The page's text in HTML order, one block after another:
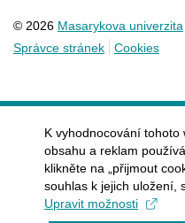
© 2026 Masarykova univerzita
Správce stránek
Cookies
K vyhodnocování tohoto
obsahu a reklam
klikněte na „přijmout
souhlas k jejich uložení,
Upravit možnosti